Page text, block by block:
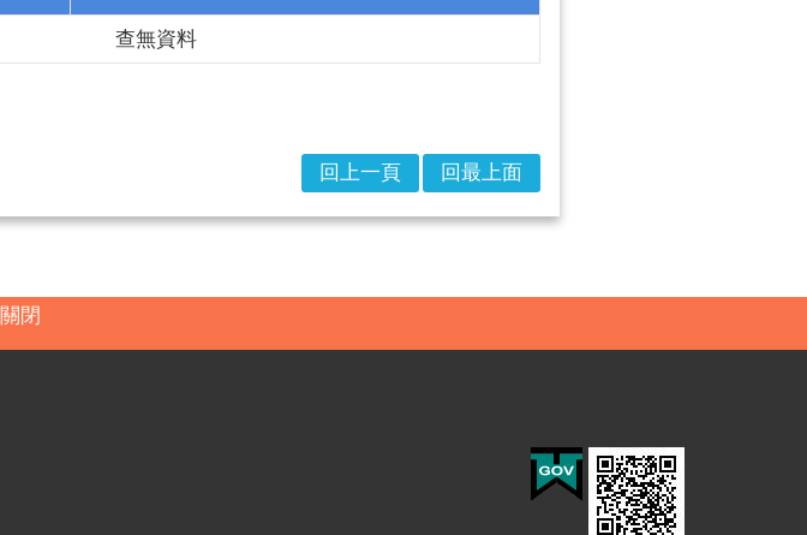
查無資料
回上一頁 回最上面
關閉